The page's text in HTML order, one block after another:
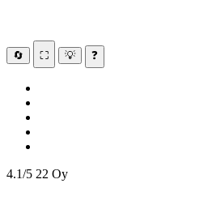
🔄 ⛶ 💡 ❓
4.1/5 22 Oy